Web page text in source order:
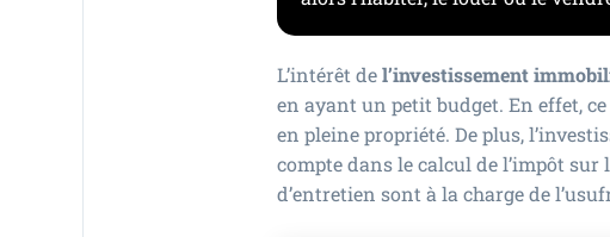
L’intérêt del’investissement
en ayant un petit budget. En effet,
en pleine propriété. De plus,
compte dans le calcul de l’impôt
d’entretien sont à la charge de